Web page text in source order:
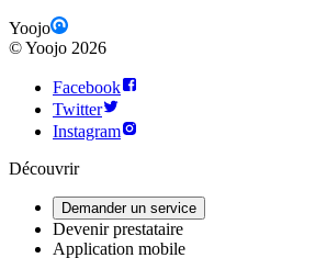
Yoojo
©Yoojo 2026
Facebook
Twitter
Instagram
Découvrir
Demander un service
Devenir prestataire
Application mobile